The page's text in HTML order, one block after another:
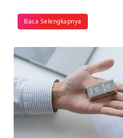
Baca Selengkapnya